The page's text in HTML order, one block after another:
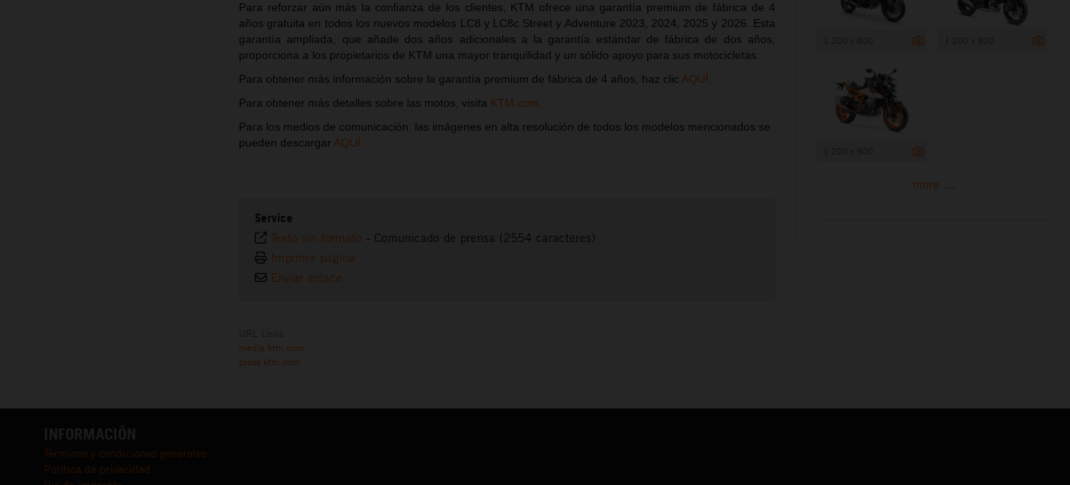
Para reforzar aún más la confianza de los clientes, KTM ofrece una garantía premium de fábrica de 4
años gratuita en todos los nuevos modelos LC8 y LC8c Street y Adventure 2023, 2024, 2025 y 2026. Esta
garantía ampliada, que añade dos años adicionales a la garantía estándar de fábrica de dos años,
proporciona a los propietarios de KTM una mayor tranquilidad y un sólido apoyo para sus motocicletas.
Para obtener más información sobre la garantía premium de fábrica de 4 años, haz clic AQUÍ.
Para obtener más detalles sobre las motos, visita KTM.com.
Para los medios de comunicación: las imágenes en alta resolución de todos los modelos mencionados se
pueden descargar AQUÍ.
Service
Texto sin formato - Comunicado de prensa (2554 caracteres)
Imprimir página
Enviar enlace
media.ktm.com
press.ktm.com
more ...
INFORMACIÓN
Términos y condiciones generales
Política de privacidad